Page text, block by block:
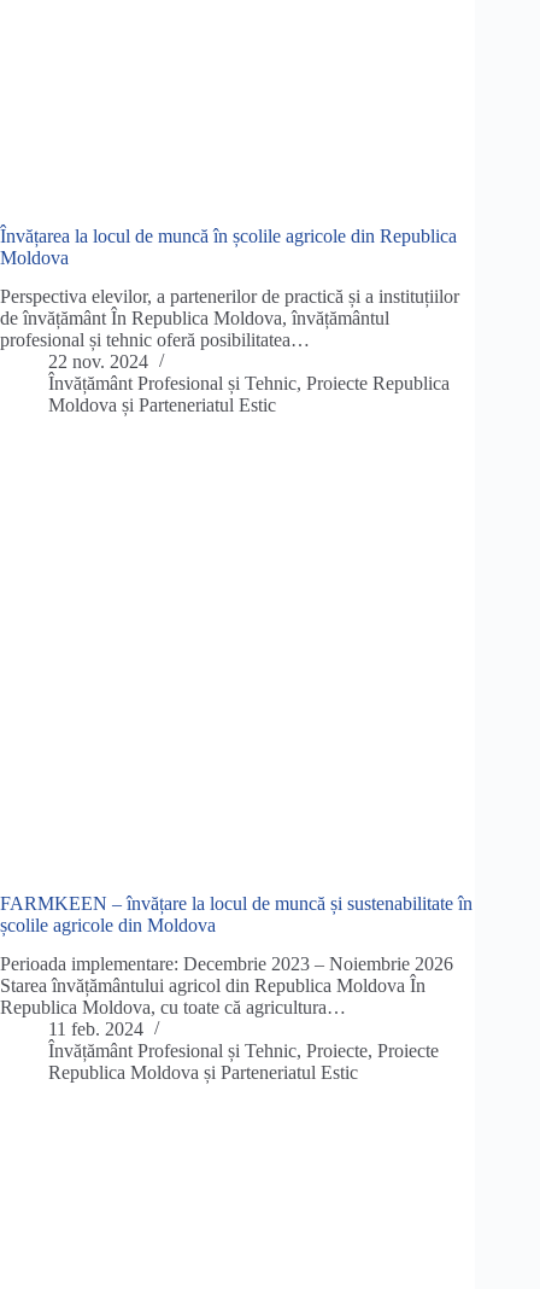
Învățarea la locul de muncă în școlile agricole din Republica
Moldova
Perspectiva elevilor, a partenerilor de practică și a instituțiilor
de învățământ În Republica Moldova, învățământul
profesional și tehnic oferă posibilitatea…
22 nov. 2024
Învățământ Profesional și Tehnic, Proiecte Republica
Moldova și Parteneriatul Estic
FARMKEEN – învățare la locul de muncă și sustenabilitate în
școlile agricole din Moldova
Perioada implementare: Decembrie 2023 – Noiembrie 2026
Starea învățământului agricol din Republica Moldova În
Republica Moldova, cu toate că agricultura…
11 feb. 2024
Învățământ Profesional și Tehnic, Proiecte, Proiecte
Republica Moldova și Parteneriatul Estic